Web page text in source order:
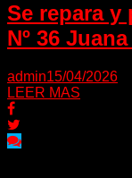
Se repara y
Nº 36
admin15/04/2026
LEER MAS